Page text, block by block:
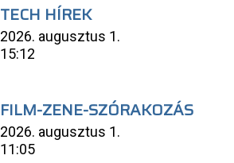
TECH HÍREK
2026. augusztus 1.
15:12
FILM-ZENE-SZÓRAKOZÁS
2026. augusztus 1.
11:05